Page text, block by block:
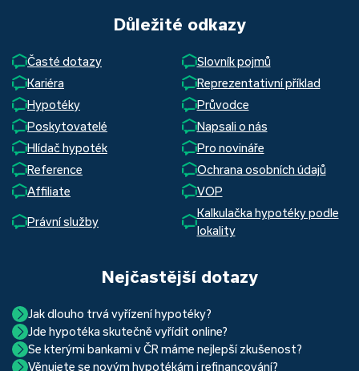
Důležité odkazy
Časté dotazy
Slovník pojmů
Kariéra
Reprezentativní příklad
Hypotéky
Průvodce
Poskytovatelé
Napsali o nás
Hlídač hypoték
Pro novináře
Reference
Ochrana osobních údajů
Affiliate
VOP
Právní služby
Kalkulačka hypotéky podle
lokality
Nejčastější dotazy
Jak dlouho trvá vyřízení hypotéky?
Hypotéka se dá zvládnout za měsíc i za tři. Nejčastěji její
uzavření trvá okolo 2 měsíců. Důvodem je především
Jde hypotéka skutečně vyřídit online?
Ano, skutečně jde. Díky moderním technologiím, které
Se kterými bankami v ČR máme nejlepší zkušenost?
Nejvíce proklientská je určitě Hypoteční banka. Svou
Věnujete se novým hypotékám i refinancování?